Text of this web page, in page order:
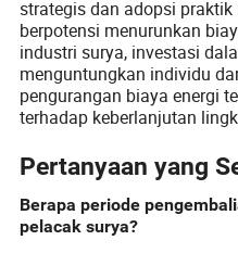
strategis dan adopsi
berpotensi menurunkan
industri surya, investasi
menguntungkan individu
pengurangan biaya energi
terhadap keberlanjutan
Pertanyaan yang
Berapa periode
pelacak surya?